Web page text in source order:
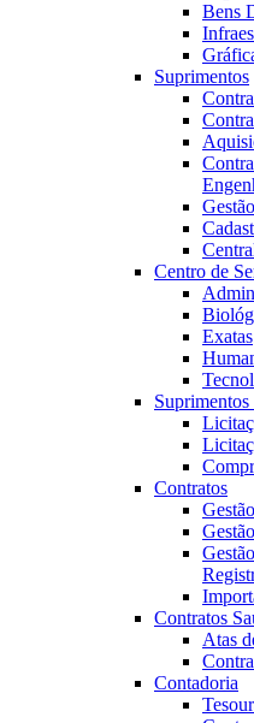
Bens
Suprimentos
Centro de
Exatas
Suprimentos
Contratos
Contratos
Atas
Contadoria